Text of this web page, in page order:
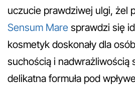
uczucie prawdziwej ulgi, żel
Sensum Mare sprawdzi się
kosmetyk doskonały dla
suchością i nadwrażliwością
delikatna formuła pod